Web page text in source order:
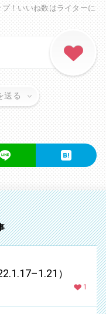
！いいね数はライターに
送る
）
1